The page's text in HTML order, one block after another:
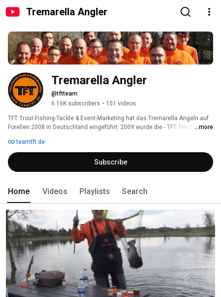
Tremarella Angler
Tremarella Angler
@tftteam
6.16K subscribers • 151 videos
TFT Trout-Fishing-Tackle & Event-Marketing hat das Tremarella Angeln auf
Forellen 2008 in Deutschland eingeführt. 2009 wurde die - TFT Trout Serie A
Tremarella Angeln zu lernen.Mit unserem - Trout Serie A -
Forellenprogramm setzen wir seit 2009 neue Maßstäbe im HIGH QUALITY
Tacklebereich.
...more
teamtft.de
Subscribe
Home Videos Playlists Search